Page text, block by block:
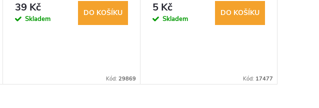
39 Kč
Skladem
DO KOŠÍKU
Kód: 29869
5 Kč
Skladem
DO KOŠÍKU
Kód: 17477